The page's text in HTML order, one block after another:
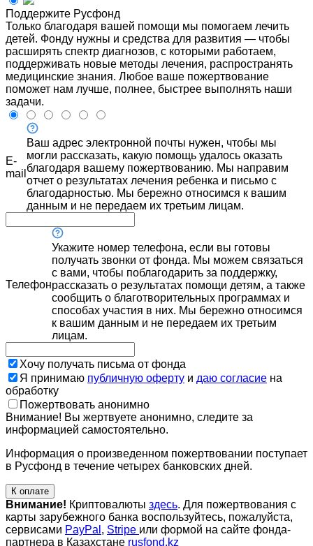
Поддержите Русфонд
Только благодаря вашей помощи мы помогаем лечить
детей. Фонду нужны и средства для развития — чтобы
расширять спектр диагнозов, с которыми работаем,
поддерживать новые методы лечения, распространять
медицинские знания. Любое ваше пожертвование
поможет нам лучше, полнее, быстрее выполнять наши
задачи.
E-
mail
Ваш адрес электронной почты нужен, чтобы мы
могли рассказать, какую помощь удалось оказать
благодаря вашему пожертвованию. Мы направим
отчет о результатах лечения ребенка и письмо с
благодарностью. Мы бережно относимся к вашим
данным и не передаем их третьим лицам.
Телефон
Укажите номер телефона, если вы готовы
получать звонки от фонда. Мы можем связаться
с вами, чтобы поблагодарить за поддержку,
рассказать о результатах помощи детям, а также
сообщить о благотворительных программах и
способах участия в них. Мы бережно относимся
к вашим данным и не передаем их третьим
лицам.
Хочу получать письма от фонда
Я принимаю публичную оферту и даю согласие на
обработку
Пожертвовать анонимно
Внимание! Вы жертвуете анонимно, следите за
информацией самостоятельно.
Информация о произведенном пожертвовании поступает
в Русфонд в течение четырех банковских дней.
К оплате
Внимание! Криптовалюты здесь. Для пожертвования с
карты зарубежного банка воспользуйтесь, пожалуйста,
сервисами PayPal , Stripe или формой на сайте фонда-
партнера в Казахстане rusfond.kz